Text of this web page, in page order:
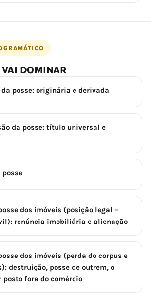
VAI DOMINAR
posse: originária e derivada
da posse: título universal e
posse
dos imóveis (posição legal –
renúncia imobiliária e alienação
dos imóveis (perda do corpus e
destruição, posse de outrem, o
posto fora do comércio